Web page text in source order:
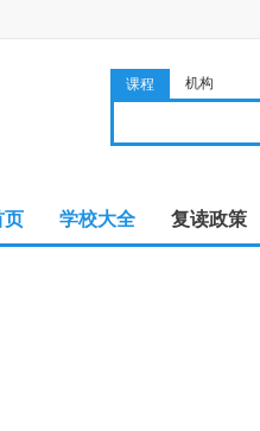
课程 机构
页 学校大全 复读政策